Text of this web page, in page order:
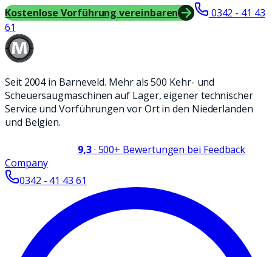
Kostenlose Vorführung vereinbaren
0342 - 41 43
61
Seit 2004 in Barneveld. Mehr als 500 Kehr- und
Scheuersaugmaschinen auf Lager, eigener technischer
Service und Vorführungen vor Ort in den Niederlanden
und Belgien.
9,3· 500+ Bewertungen bei Feedback
Company
0342 - 41 43 61